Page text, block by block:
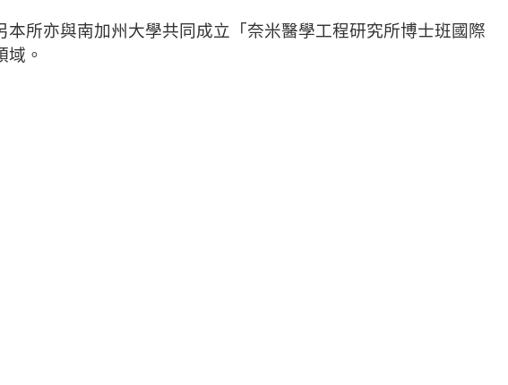
本所亦與南加州大學共同成立「奈米醫學工程研究所博士班國際
域。